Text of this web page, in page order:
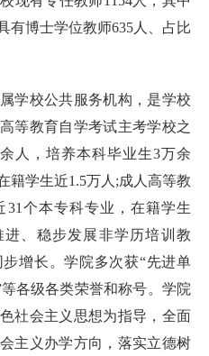
有博士学位教师635人、占比
学校公共服务机构，是学校
等教育自学考试主考学校之
人，培养本科毕业生3万余
籍学生近1.5万人;成人高等教
个本专科专业，在籍学生
进、稳步发展非学历培训教
增长。学院多次获“先进单
各级各类荣誉和称号。学院
社会主义思想为指导，全面
主义办学方向，落实立德树